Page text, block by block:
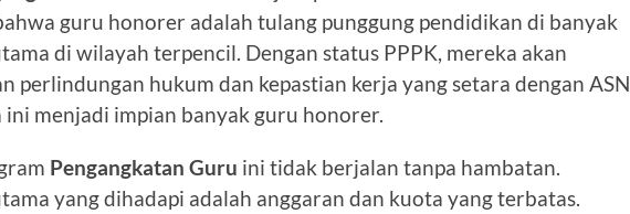
guru honorer adalah tulang punggung pendidikan di banyak
di wilayah terpencil. Dengan status PPPK, mereka akan
perlindungan hukum dan kepastian kerja yang setara dengan ASN,
ini menjadi impian banyak guru honorer.
Pengangkatan Guru ini tidak berjalan tanpa hambatan.
yang dihadapi adalah anggaran dan kuota yang terbatas.